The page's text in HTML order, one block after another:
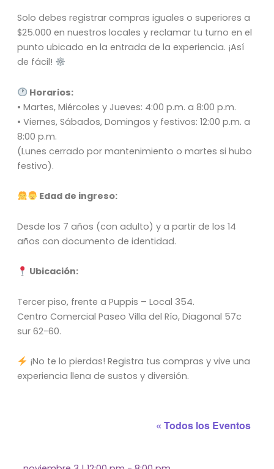
Solo debes registrar compras iguales o superiores a
$25.000 en nuestros locales y reclamar tu turno en el
punto ubicado en la entrada de la experiencia. ¡Así
de fácil!
Horarios:
• Martes, Miércoles y Jueves: 4:00 p.m. a 8:00 p.m.
• Viernes, Sábados, Domingos y festivos: 12:00 p.m. a
8:00 p.m.
(Lunes cerrado por mantenimiento o martes si hubo
festivo).
Edad de ingreso:
Desde los 7 años (con adulto) y a partir de los 14
años con documento de identidad.
Ubicación:
Tercer piso, frente a Puppis – Local 354.
Centro Comercial Paseo Villa del Río, Diagonal 57c
sur 62-60.
¡No te lo pierdas! Registra tus compras y vive una
experiencia llena de sustos y diversión.
« Todos los Eventos